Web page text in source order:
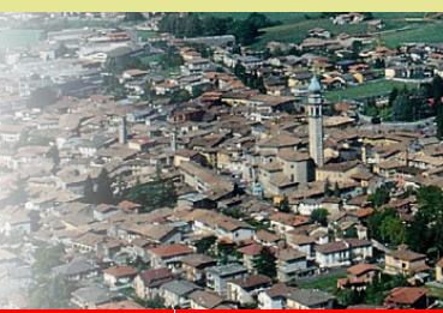
Salta
al
contenuto
principale